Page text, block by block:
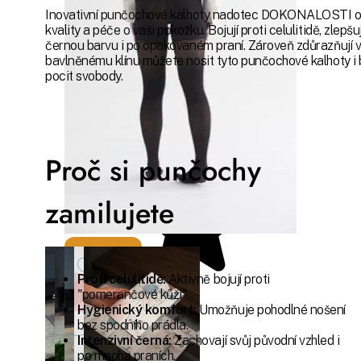
-
velikost
Poloprůhledné
50 denierové
punčochové
kalhoty
Inovativní punčochové kalhoty nadotec DOKONALOSTI
kvality a péče o vaši pokožku. Bojují proti celulitidě,
černou barvu i po opakovaném praní. Zároveň
bavlněnému klínu můžete nosit tyto punčochové kalhoty
pocit svobody.
Proč si punčochy
zamilujete
Proti celulitidě:Aktivně bojují proti
"pomerančové kůži".
Hygienický komfort:Umožňuje pohodlné nošení
bez spodního prádla.
Intenzivní černá:Zachovají svůj původní vzhled i
po mnoha praních.